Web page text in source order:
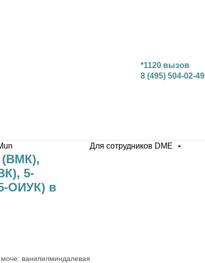
*1120 вызов
8 (495) 504-02-49
Для сотрудников DME
(ВМК),
5-
ОИУК) в
ванилилминдалевая